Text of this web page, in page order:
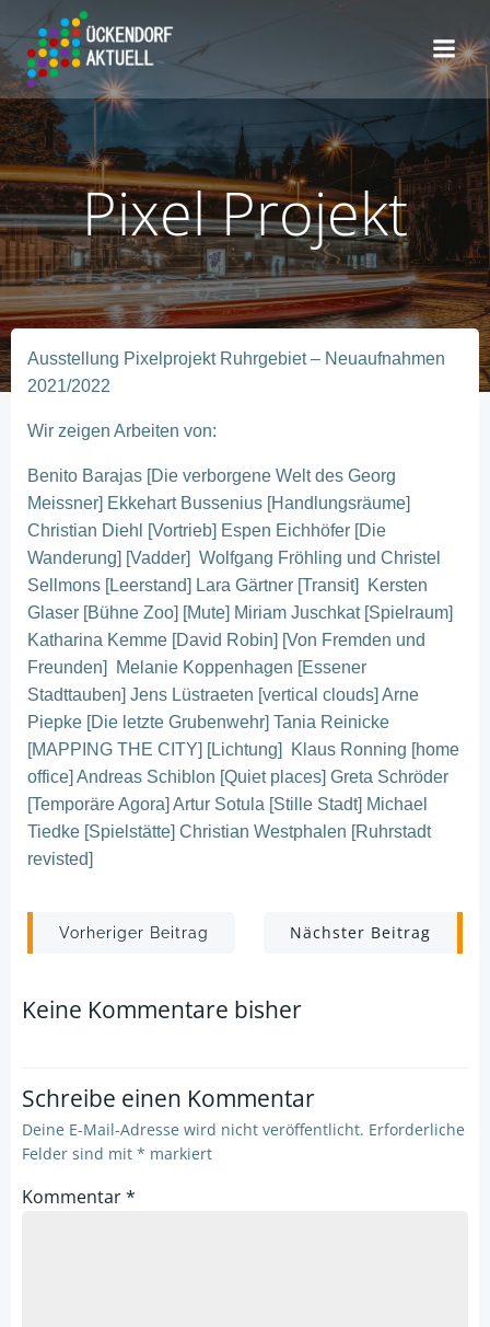
Pixel Projekt
Ausstellung Pixelprojekt Ruhrgebiet – Neuaufnahmen
2021/2022
Wir zeigen Arbeiten von:
Benito Barajas [Die verborgene Welt des Georg
Meissner] Ekkehart Bussenius [Handlungsräume]
Christian Diehl [Vortrieb] Espen Eichhöfer [Die
Wanderung] [Vadder] Wolfgang Fröhling und Christel
Sellmons [Leerstand] Lara Gärtner [Transit] Kersten
Glaser [Bühne Zoo] [Mute] Miriam Juschkat [Spielraum]
Katharina Kemme [David Robin] [Von Fremden und
Freunden] Melanie Koppenhagen [Essener
Stadttauben] Jens Lüstraeten [vertical clouds] Arne
Piepke [Die letzte Grubenwehr] Tania Reinicke
[MAPPING THE CITY] [Lichtung] Klaus Ronning [home
office] Andreas Schiblon [Quiet places] Greta Schröder
[Temporäre Agora] Artur Sotula [Stille Stadt] Michael
Tiedke [Spielstätte] Christian Westphalen [Ruhrstadt
revisted]
Post
navigation
Vorheriger Beitrag
Post
navigation
Nächster Beitrag
Keine Kommentare bisher
Schreibe einen Kommentar
Deine E-Mail-Adresse wird nicht veröffentlicht. Erforderliche
Felder sind mit * markiert
Kommentar*